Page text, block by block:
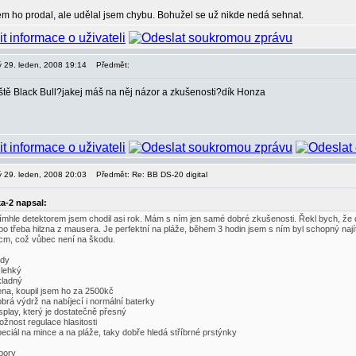
ho prodal, ale udělal jsem chybu. Bohužel se už nikde nedá sehnat.
29. leden, 2008 19:14 Předmět:
Black Bull?jakej máš na něj názor a zkušenosti?dík Honza
29. leden, 2008 20:03 Předmět: Re: BB DS-20 digital
2 napsal:
detektorem jsem chodil asi rok. Mám s ním jen samé dobré zkušenosti. Řekl bych,
třeba hilzna z mausera. Je perfektní na pláže, během 3 hodin jsem s ním byl schopný
což vůbec není na škodu.
koupil jsem ho za 2500kč
výdrž na nabíjecí i normální baterky
který je dostatečně přesný
regulace hlasitosti
na mince a na pláže, taky dobře hledá stříbrné prstýnky